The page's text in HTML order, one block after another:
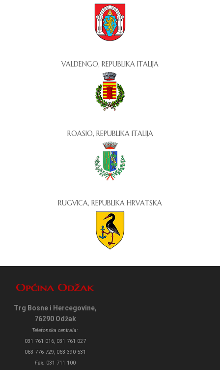
VALDENGO, REPUBLIKA ITALIJA
ROASIO, REPUBLIKA ITALIJA
RUGVICA, REPUBLIKA HRVATSKA
Trg Bosne i Hercegovine,
76290 Odžak
Telefonska centrala:
031 761 016, 031 761 027
063 776 729, 063 390 531
Fax: 031 711 100